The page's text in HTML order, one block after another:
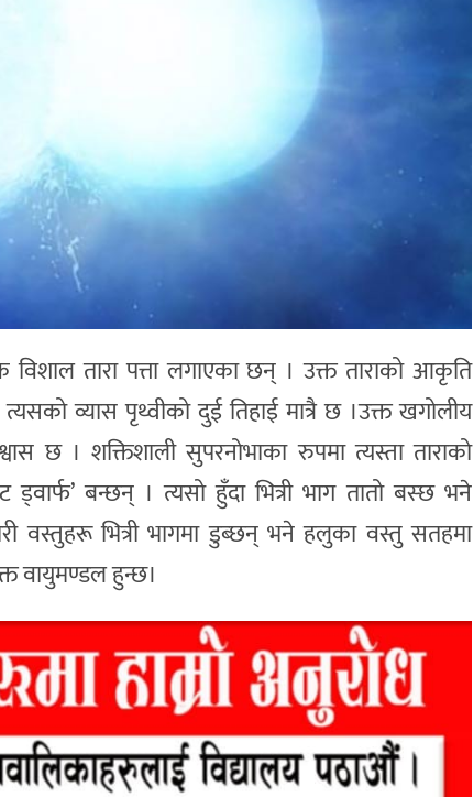
तारा पत्ता लगाएका छन् । उक्त ताराको आकृति
त्यसको व्यास पृथ्वीको दुई तिहाई मात्रै छ ।उक्त खगोलीय
छ । शक्तिशाली सुपरनोभाका रुपमा त्यस्ता ताराको
बन्छन् । त्यसो हुँदा भित्री भाग तातो बस्छ भने
वस्तुहरू भित्री भागमा डुब्छन् भने हलुका वस्तु सतहमा
वायुमण्डल हुन्छ।